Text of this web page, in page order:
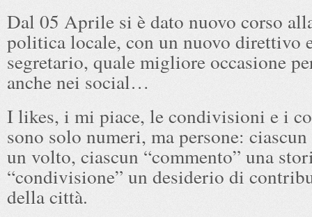
Dal 05 Aprile si è dato nuovo corso
politica locale, con un nuovo direttivo
segretario, quale migliore occasione
anche nei social…
I likes, i mi piace, le condivisioni e i
sono solo numeri, ma persone:
un volto, ciascun “commento” una
“condivisione” un desiderio di
della città.